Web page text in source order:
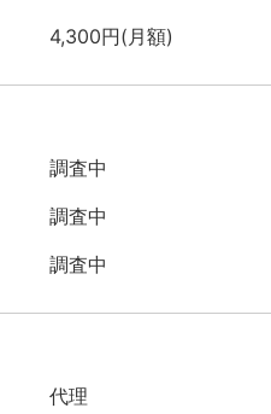
4,300円(月額)
調査中
調査中
調査中
代理